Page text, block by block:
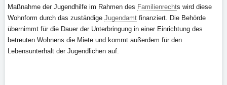
Maßnahme der Jugendhilfe im Rahmen des Familienrechts wird diese
Wohnform durch das zuständige Jugendamt finanziert. Die Behörde
übernimmt für die Dauer der Unterbringung in einer Einrichtung des
betreuten Wohnens die Miete und kommt außerdem für den
Lebensunterhalt der Jugendlichen auf.